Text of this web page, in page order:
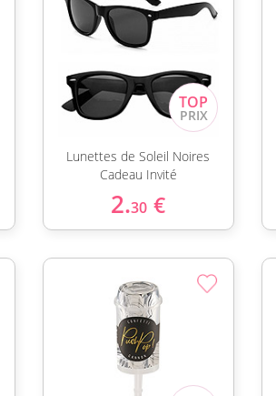
Lunettes de Soleil Noires
Cadeau Invité
2.30 €